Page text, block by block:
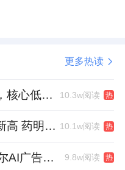
更多热读
杭州顶豪市场加速分化，核心低密资产迎来价值兑现 10.3w阅读 热
中报多项指标再创历史新高 药明康德将高质量发展成果“分发”到位 10.1w阅读 热
爱丽家居10连板，苏泊尔AI广告翻车，居然之家首单REITs获批丨家居周记 9.8w阅读 热